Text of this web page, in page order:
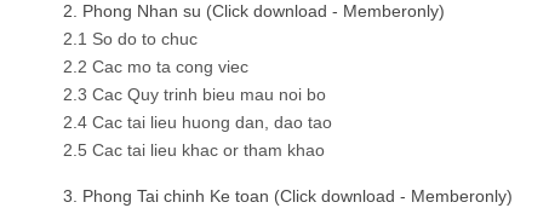
2. Phong Nhan su (Click download - Memberonly)
2.1 So do to chuc
2.2 Cac mo ta cong viec
2.3 Cac Quy trinh bieu mau noi bo
2.4 Cac tai lieu huong dan, dao tao
2.5 Cac tai lieu khac or tham khao
3. Phong Tai chinh Ke toan (Click download - Memberonly)